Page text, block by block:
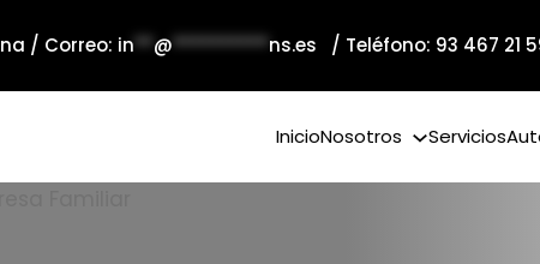
/ Correo: in**@**********ns.es / Teléfono: 93 467 21
InicioNosotros Servicios